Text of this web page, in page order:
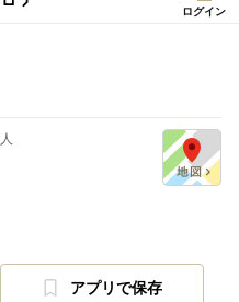
ログイン
人
アプリで保存